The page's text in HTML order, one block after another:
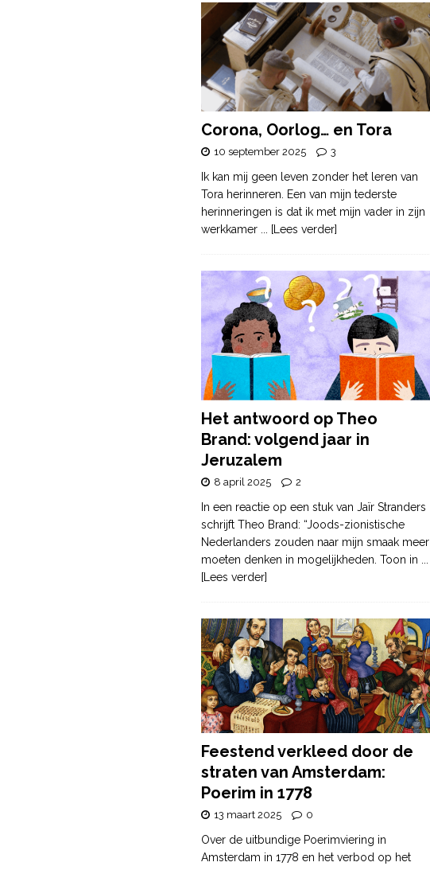
Corona, Oorlog… en Tora
10 september 2025 3
Ik kan mij geen leven zonder het leren van
Tora herinneren. Een van mijn tederste
herinneringen is dat ik met mijn vader in zijn
werkkamer ... [Lees verder]
Het antwoord op Theo
Brand: volgend jaar in
Jeruzalem
8 april 2025 2
In een reactie op een stuk van Jaïr Stranders
schrijft Theo Brand: “Joods-zionistische
Nederlanders zouden naar mijn smaak meer
moeten denken in mogelijkheden. Toon in
[Lees verder]
Feestend verkleed door de
straten van Amsterdam:
Poerim in 1778
13 maart 2025 0
Over de uitbundige Poerimviering in
Amsterdam in 1778 en het verbod op het